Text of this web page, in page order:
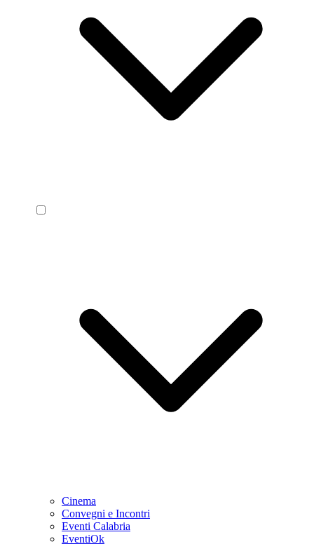
Cinema
Convegni e Incontri
Eventi Calabria
EventiOk